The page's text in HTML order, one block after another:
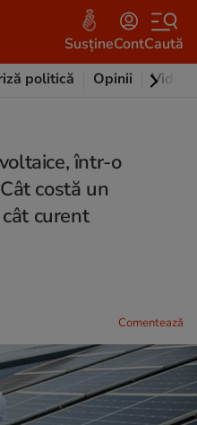
SusțineContCaută
politică Opinii Video
într-o
costă un
curent
Comentează